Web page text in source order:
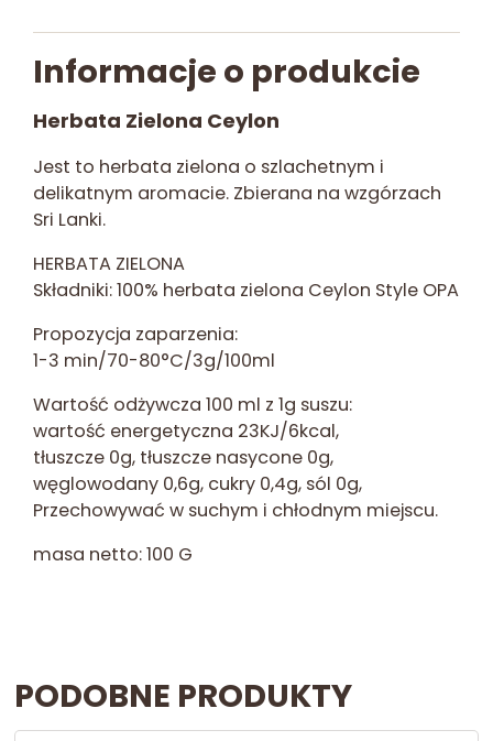
Informacje o produkcie
Herbata Zielona Ceylon
Jest to herbata zielona o szlachetnym i
delikatnym aromacie. Zbierana na wzgórzach
Sri Lanki.
HERBATA ZIELONA
Składniki: 100% herbata zielona Ceylon Style OPA
Propozycja zaparzenia:
1-3 min/70-80°C/3g/100ml
Wartość odżywcza 100 ml z 1g suszu:
wartość energetyczna 23KJ/6kcal,
tłuszcze 0g, tłuszcze nasycone 0g,
węglowodany 0,6g, cukry 0,4g, sól 0g,
Przechowywać w suchym i chłodnym miejscu.
masa netto: 100 G
PODOBNE PRODUKTY